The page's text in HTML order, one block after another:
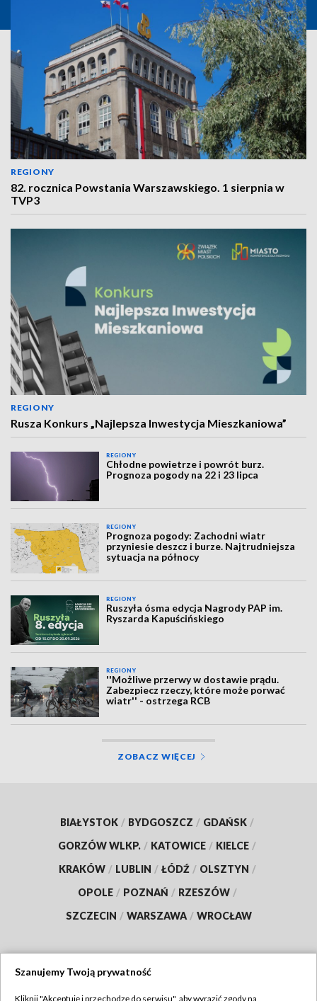
REGIONY
82. rocznica Powstania Warszawskiego. 1 sierpnia w
TVP3
REGIONY
Rusza Konkurs „Najlepsza Inwestycja Mieszkaniowa”
REGIONY
Chłodne powietrze i powrót burz.
Prognoza pogody na 22 i 23 lipca
REGIONY
Prognoza pogody: Zachodni wiatr
przyniesie deszcz i burze. Najtrudniejsza
sytuacja na północy
REGIONY
Ruszyła ósma edycja Nagrody PAP im.
Ryszarda Kapuścińskiego
REGIONY
''Możliwe przerwy w dostawie prądu.
Zabezpiecz rzeczy, które może porwać
wiatr'' - ostrzega RCB
ZOBACZ WIĘCEJ
BIAŁYSTOK / BYDGOSZCZ / GDAŃSK /
GORZÓW WLKP. / KATOWICE / KIELCE /
KRAKÓW / LUBLIN / ŁÓDŹ / OLSZTYN /
OPOLE / POZNAŃ / RZESZÓW /
SZCZECIN / WARSZAWA / WROCŁAW
Szanujemy Twoją prywatność
Kliknij "Akceptuję i przechodzę do serwisu", aby wyrazić zgody na